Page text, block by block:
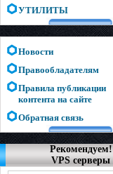
УТИЛИТЫ
Новости
Правообладателям
Правила публикации
контента на сайте
Обратная связь
Рекомендуем!
VPS серверы